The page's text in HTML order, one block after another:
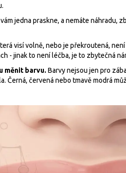
jedna praskne, a nemáte náhradu,
visí volně, nebo je překroutená,
- jinak to není léčba, je to zbytečná
měnit barvu. Barvy nejsou jen pro
Černá, červená nebo tmavě modrá